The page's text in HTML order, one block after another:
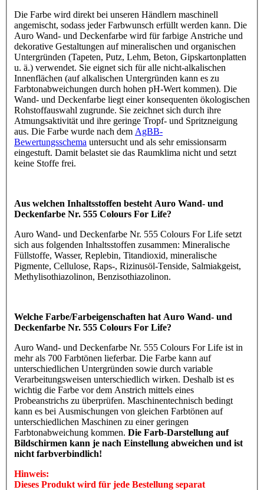
Die Farbe wird direkt bei unseren Händlern maschinell
angemischt, sodass jeder Farbwunsch erfüllt werden kann. Die
Auro Wand- und Deckenfarbe wird für farbige Anstriche und
dekorative Gestaltungen auf mineralischen und organischen
Untergründen (Tapeten, Putz, Lehm, Beton, Gipskartonplatten
u. ä.) verwendet. Sie eignet sich für alle nicht-alkalischen
Innenflächen (auf alkalischen Untergründen kann es zu
Farbtonabweichungen durch hohen pH-Wert kommen). Die
Wand- und Deckenfarbe liegt einer konsequenten ökologischen
Rohstoffauswahl zugrunde. Sie zeichnet sich durch ihre
Atmungsaktivität und ihre geringe Tropf- und Spritzneigung
aus. Die Farbe wurde nach dem AgBB-
Bewertungsschema untersucht und als sehr emissionsarm
eingestuft. Damit belastet sie das Raumklima nicht und setzt
keine Stoffe frei.
Aus welchen Inhaltsstoffen besteht Auro Wand- und
Deckenfarbe Nr. 555 Colours For Life?
Auro Wand- und Deckenfarbe Nr. 555 Colours For Life setzt
sich aus folgenden Inhaltsstoffen zusammen: Mineralische
Füllstoffe, Wasser, Replebin, Titandioxid, mineralische
Pigmente, Cellulose, Raps-, Rizinusöl-Tenside, Salmiakgeist,
Methylisothiazolinon, Benzisothiazolinon.
Welche Farbe/Farbeigenschaften hat Auro Wand- und
Deckenfarbe Nr. 555 Colours For Life?
Auro Wand- und Deckenfarbe Nr. 555 Colours For Life ist in
mehr als 700 Farbtönen lieferbar. Die Farbe kann auf
unterschiedlichen Untergründen sowie durch variable
Verarbeitungsweisen unterschiedlich wirken. Deshalb ist es
wichtig die Farbe vor dem Anstrich mittels eines
Probeanstrichs zu überprüfen. Maschinentechnisch bedingt
kann es bei Ausmischungen von gleichen Farbtönen auf
unterschiedlichen Maschinen zu einer geringen
Farbtonabweichung kommen. Die Farb-Darstellung auf
Bildschirmen kann je nach Einstellung abweichen und ist
nicht farbverbindlich!
Hinweis:
Dieses Produkt wird für jede Bestellung separat